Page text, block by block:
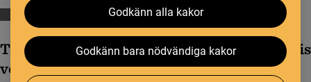
Godkänn alla kakor
Godkänn bara nödvändiga kakor
Katalogisering Libris versionsinformation
Torsdag 3 december produktionssattes Libris
version 1.20.2